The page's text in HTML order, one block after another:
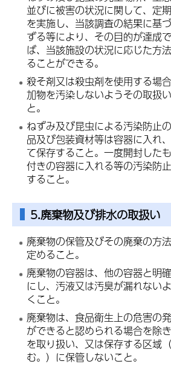
並びに被害の状況に関して、定
を実施し、当該調査の結果に基
ずる等により、その目的が達成
ば、当該施設の状況に応じた方
ることができる。
殺そ剤又は殺虫剤を使用する場
加物を汚染しないようその取扱
と。
ねずみ及び昆虫による汚染防止
品及び包装資材等は容器に入れ
て保存すること。一度開封した
付きの容器に入れる等の汚染防
すること。
5.廃棄物及び排水の取扱い
廃棄物の保管及びその廃棄の方
定めること。
廃棄物の容器は、他の容器と明
にし、汚液又は汚臭が漏れない
くこと。
廃棄物は、食品衛生上の危害の
ができると認められる場合を除
を取り扱い、又は保存する区域
む。）に保管しないこと。